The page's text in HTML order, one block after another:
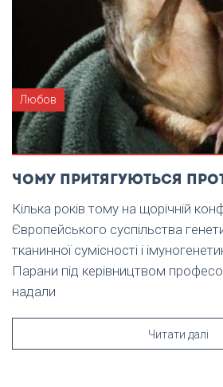
Любов
Чому притягуються
Кілька років тому на щорічній
Європейського суспільства
тканинної сумісності і
Парани під керівництвом
надали
Читати далі